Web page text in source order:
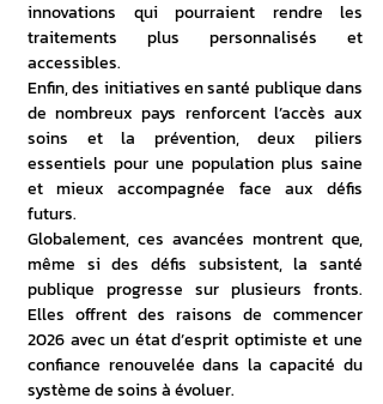
innovations qui pourraient rendre les
traitements plus personnalisés et
accessibles.
Enfin, des initiatives en santé publique dans
de nombreux pays renforcent l’accès aux
soins et la prévention, deux piliers
essentiels pour une population plus saine
et mieux accompagnée face aux défis
futurs.
Globalement, ces avancées montrent que,
même si des défis subsistent, la santé
publique progresse sur plusieurs fronts.
Elles offrent des raisons de commencer
2026 avec un état d’esprit optimiste et une
confiance renouvelée dans la capacité du
système de soins à évoluer.